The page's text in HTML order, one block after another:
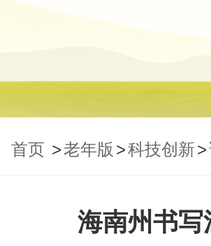
首页 >老年版 >科技创新>
海南州书